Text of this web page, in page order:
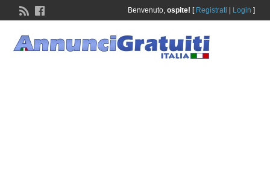
Benvenuto, ospite! [ Registrati Login ]